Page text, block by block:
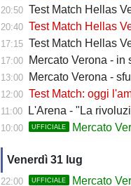
20:50 Test Match Hellas
20:40 Test Match Hellas
17:15 Test Match Hellas
17:00 Mercato Verona - in
13:00 Mercato Verona -
12:00 Test Match: oggi
11:00 L'Arena - "La
10:00 UFFICIALE Mercato
Venerdì 31 lug
22:00 UFFICIALE Mercato